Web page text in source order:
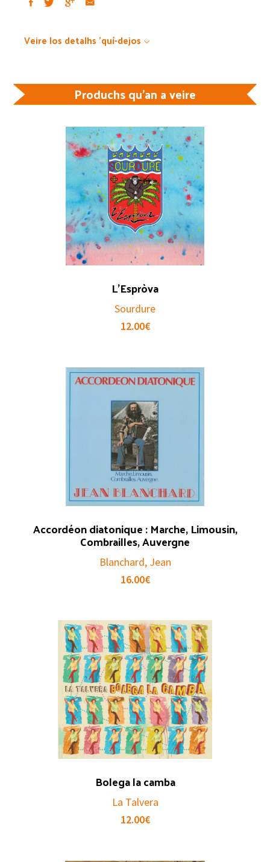
Veire los detalhs 'quí-dejos
Produchs qu'an a veire
L’Espròva
Sourdure
12.00€
Accordéon diatonique : Marche, Limousin,
Combrailles, Auvergne
Blanchard, Jean
16.00€
Bolega la camba
La Talvera
12.00€